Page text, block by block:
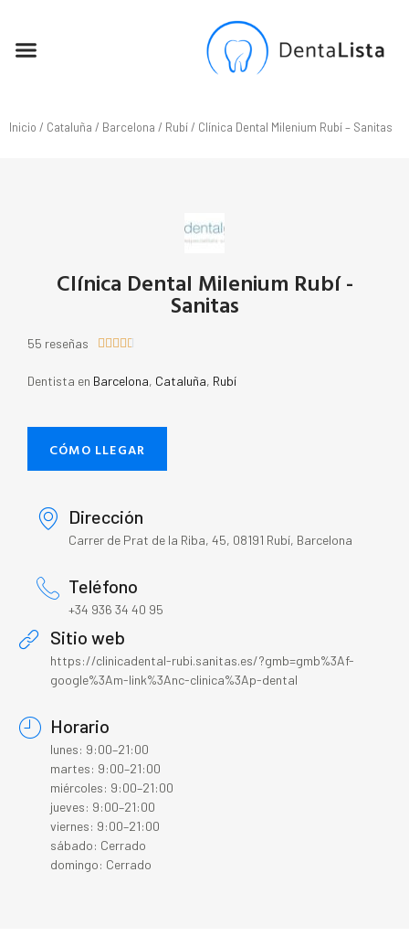
Inicio / Cataluña / Barcelona / Rubí/ Clínica Dental Milenium Rubí – Sanitas
Clínica Dental Milenium Rubí -
Sanitas
55 reseñas     
Dentista en Barcelona, Cataluña, Rubí
CÓMO LLEGAR
Dirección
Carrer de Prat de la Riba, 45, 08191 Rubí, Barcelona
Teléfono
+34 936 34 40 95
Sitio web
https://clinicadental-rubi.sanitas.es/?gmb=gmb%3Af-
google%3Am-link%3Anc-clinica%3Ap-dental
Horario
lunes: 9:00–21:00
martes: 9:00–21:00
miércoles: 9:00–21:00
jueves: 9:00–21:00
viernes: 9:00–21:00
sábado: Cerrado
domingo: Cerrado